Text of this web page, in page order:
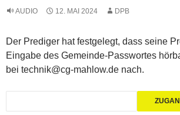
AUDIO 12. MAI 2024 DPB
Der Prediger hat festgelegt, dass seine
Eingabe des Gemeinde-Passwortes
bei technik@cg-mahlow.de nach.